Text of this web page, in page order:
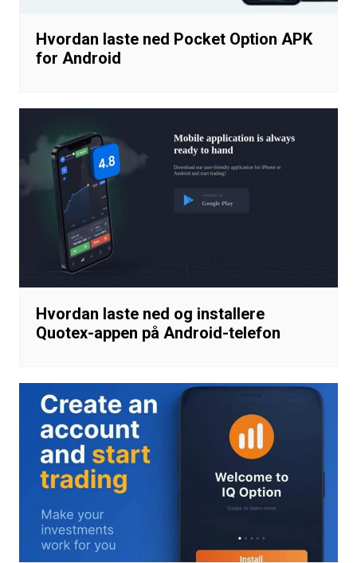
Hvordan laste ned Pocket Option APK
for Android
Hvordan laste ned og installere
Quotex-appen på Android-telefon